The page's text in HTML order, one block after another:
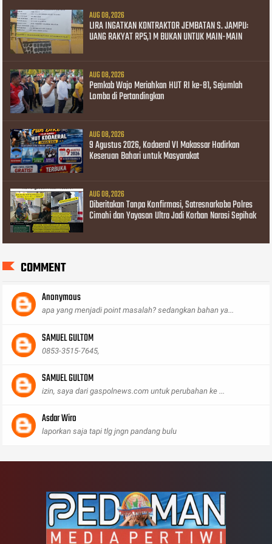
AUG 08, 2026
LIRA INGATKAN KONTRAKTOR JEMBATAN S. JAMPU:
UANG RAKYAT RP5,1 M BUKAN UNTUK MAIN-MAIN
AUG 08, 2026
Pemkab Wajo Meriahkan HUT RI ke-81, Sejumlah
Lomba di Pertandingkan
AUG 08, 2026
9 Agustus 2026, Kodaeral VI Makassar Hadirkan
Keseruan Bahari untuk Masyarakat
AUG 08, 2026
Diberitakan Tanpa Konfirmasi, Satresnarkoba Polres
Cimahi dan Yayasan Ultra Jadi Korban Narasi Sepihak
COMMENT
Anonymous
apa yang menjadi point masalah? sedangkan bahan ya...
SAMUEL GULTOM
0853-3515-7645,
SAMUEL GULTOM
izin, saya dari gaspolnews.com untuk perubahan ke ...
Asdar Wiro
laporkan saja tapi tlg jngn pandang bulu